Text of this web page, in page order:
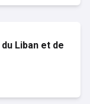
Liban et de